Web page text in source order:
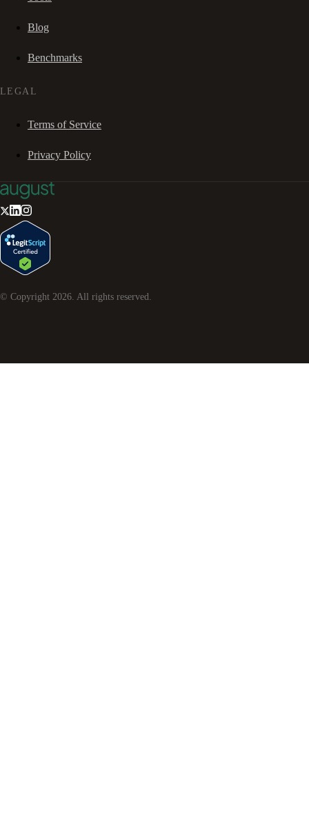
Blog
Benchmarks
LEGAL
Terms of Service
Privacy Policy
© Copyright 2026 . All rights reserved.